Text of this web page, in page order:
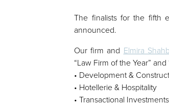
The finalists for the fifth
announced.
Our firm and Elmira
“Law Firm of the Year”
• Development &
• Hotellerie & Hospitality
• Transactional Investments